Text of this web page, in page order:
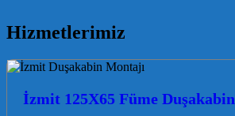
Hizmetlerimiz
İzmit 125X65 Füme Duşakabin